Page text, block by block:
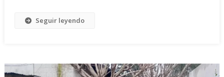
Seguir leyendo